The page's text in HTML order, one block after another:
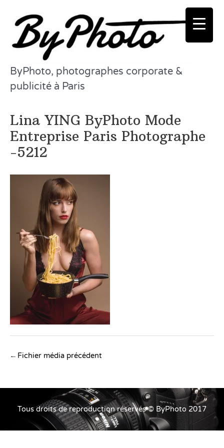
contenu
ByPhoto, photographes corporate &
publicité à Paris
Lina YING ByPhoto Mode
Entreprise Paris Photographe
-5212
Navigation
← Fichier média précédent
Tous droits de reproduction réservés © ByPhoto 2017